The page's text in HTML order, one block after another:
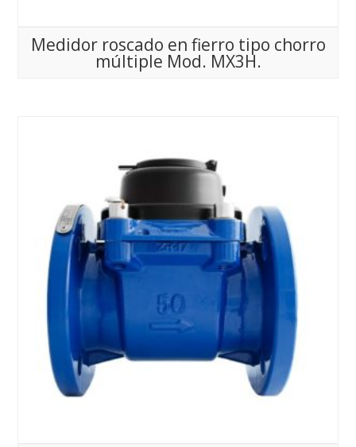
Medidor roscado en fierro tipo chorro
múltiple Mod. MX3H.